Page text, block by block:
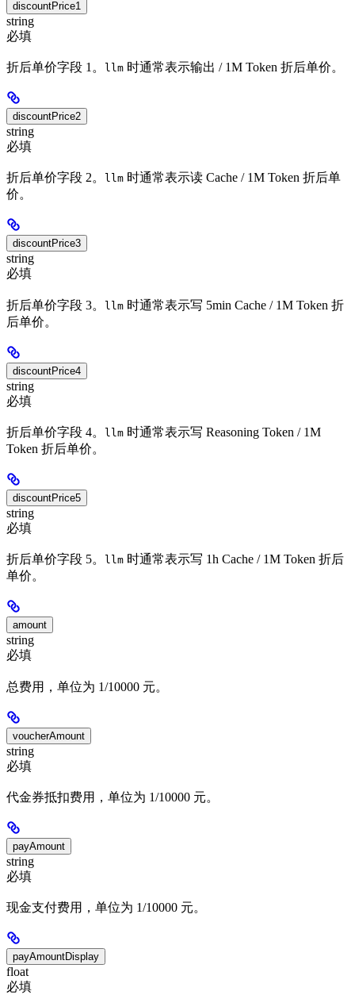
discountPrice1
string
必填
折后单价字段 1。 llm 时通常表示输出 / 1M Token 折后单价。
discountPrice2
string
必填
折后单价字段 2。 llm 时通常表示读 Cache / 1M Token 折后单
价。
discountPrice3
string
必填
折后单价字段 3。 llm 时通常表示写 5min Cache / 1M Token 折
后单价。
discountPrice4
string
必填
折后单价字段 4。 llm 时通常表示写 Reasoning Token / 1M
Token 折后单价。
discountPrice5
string
必填
折后单价字段 5。 llm 时通常表示写 1h Cache / 1M Token 折后
单价。
amount
string
必填
总费用，单位为 1/10000 元。
voucherAmount
string
必填
代金券抵扣费用，单位为 1/10000 元。
payAmount
string
必填
现金支付费用，单位为 1/10000 元。
payAmountDisplay
float
必填